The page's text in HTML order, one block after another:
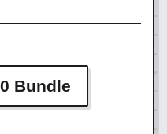
Bundle